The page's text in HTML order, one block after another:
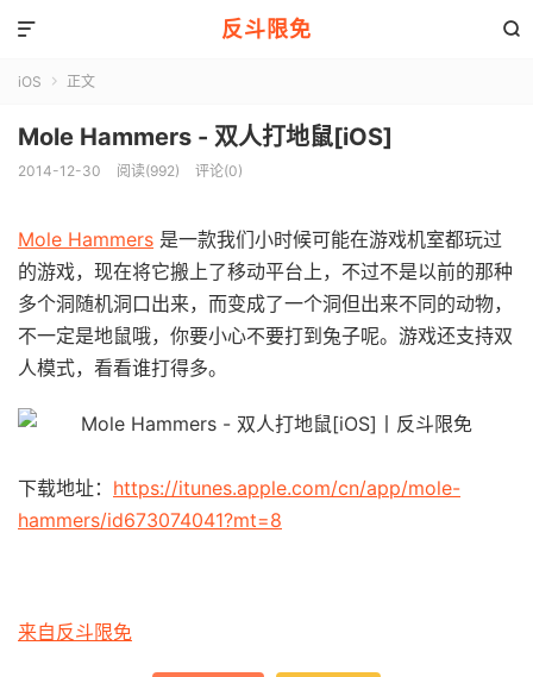
反斗限免 

iOS  正文
Mole Hammers - 双人打地鼠[iOS]
2014-12-30 阅读(992) 评论(0)
Mole Hammers 是一款我们小时候可能在游戏机室都玩过
的游戏，现在将它搬上了移动平台上，不过不是以前的那种
多个洞随机洞口出来，而变成了一个洞但出来不同的动物，
不一定是地鼠哦，你要小心不要打到兔子呢。游戏还支持双
人模式，看看谁打得多。
下载地址： https://itunes.apple.com/cn/app/mole-
hammers/id673074041?mt=8
来自反斗限免